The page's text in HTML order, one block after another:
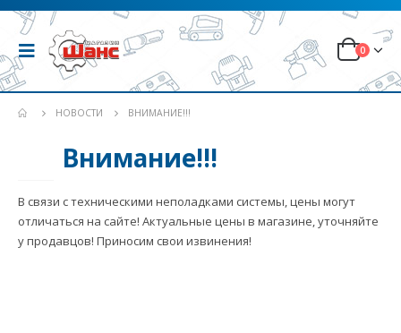
0
НОВОСТИ ВНИМАНИЕ!!!
Внимание!!!
В связи с техническими неполадками системы, цены могут
отличаться на сайте! Актуальные цены в магазине, уточняйте
у продавцов! Приносим свои извинения!